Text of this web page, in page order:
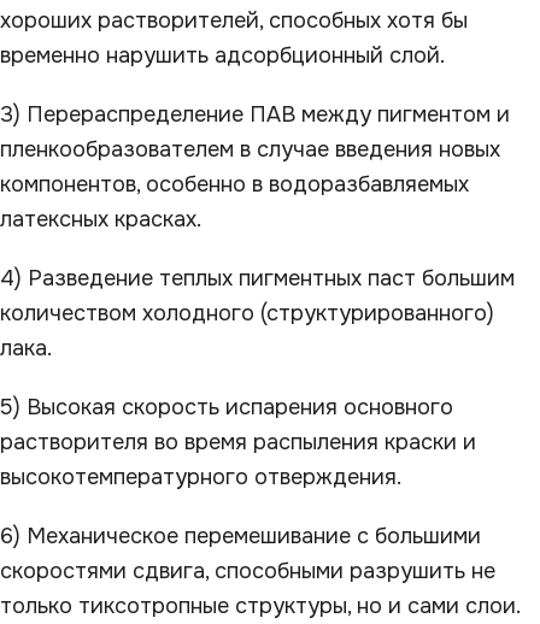
хороших растворителей, способных хотя бы
временно нарушить адсорбционный слой.
3) Перераспределение ПАВ между пигментом и
пленкообразователем в случае введения новых
компонентов, особенно в водоразбавляемых
латексных красках.
4) Разведение теплых пигментных паст большим
количеством холодного (структурированного)
лака.
5) Высокая скорость испарения основного
растворителя во время распыления краски и
высокотемпературного отверждения.
6) Механическое перемешивание с большими
скоростями сдвига, способными разрушить не
только тиксотропные структуры, но и сами слои.